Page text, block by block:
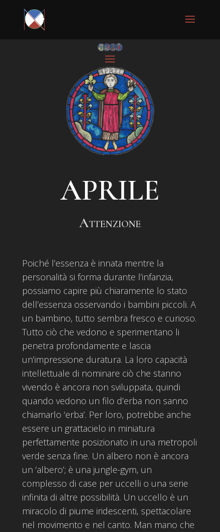
APRILE
Attenzione
Poiché l’essenza è innata mentre la
personalità si forma durante l’infanzia,
possiamo capire più chiaramente lo stato
dell’essenza osservando i bambini piccoli. A
un bambino, tutto sembra fresco e curioso.
Tutto ciò che vedono e sperimentano li
penetra profondamente e lascia
un’impressione duratura. La loro capacità
intellettuale di nominare ciò che stanno
vivendo è ancora non sviluppata, quindi
quando vedono un filo d’erba non sanno
chiamarlo ‘erba’. Per loro, potrebbe anche
essere un grattacielo in miniatura
perfettamente posizionato in una metropoli
verde senza fine. Un albero non è ancora
un ‘albero’; è una jungle-gym, un
complesso di case per uccelli o una serie
infinita di altre possibilità. Un uccello è un
miracolo di piume iridescenti, spettacolare
nel movimento e nel canto. Man mano che